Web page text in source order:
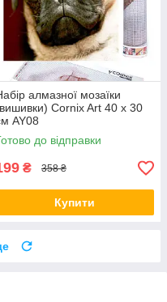
алмазної мозаїки
Cornix Art 40 x 30
AY08
до відправки
₴ 358 ₴
Купити